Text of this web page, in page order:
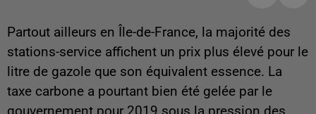
Partout ailleurs en Île-de-France, la majorité des
stations-service affichent un prix plus élevé pour le
litre de gazole que son équivalent essence. La
taxe carbone a pourtant bien été gelée par le